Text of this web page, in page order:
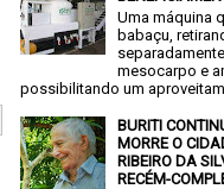
Uma máquina
babaçu,
mesocarpo e
possibilitando um
BURITI
MORRE O
RIBEIRO DA
RECÉM-